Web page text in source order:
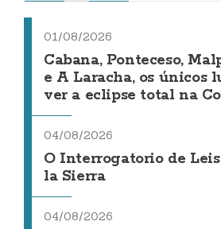
01/08/2026
Cabana, Ponteceso,
e A Laracha, os únicos
ver a eclipse total na
04/08/2026
O Interrogatorio de Leis
la Sierra
04/08/2026